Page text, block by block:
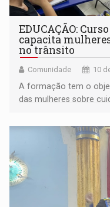
EDUCAÇÃO:
capacita
no trânsito
Comunidade 10
A formação tem o
das mulheres sobre